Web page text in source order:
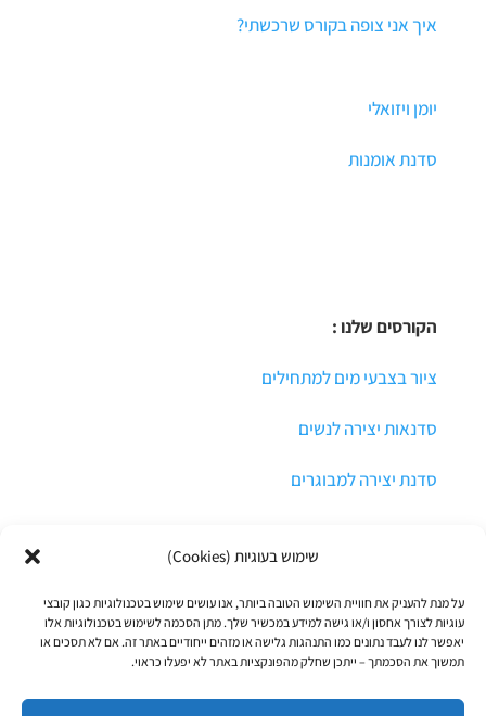
שימוש בעוגיות (Cookies)
על מנת להעניק את חוויית השימוש הטובה ביותר, אנו עושים שימוש בטכנולוגיות כגון קובצי
עוגיות לצורך אחסון ו/או גישה למידע במכשיר שלך. מתן הסכמה לשימוש בטכנולוגיות אלו
יאפשר לנו לעבד נתונים כמו התנהגות גלישה או מזהים ייחודיים באתר זה. אם לא תסכים או
תמשוך את הסכמתך – ייתכן שחלק מהפונקציות באתר לא יפעלו כראוי.
איך אני צופה בקורס שרכשתי?
יומן ויזואלי
סדנת אומנות
הקורסים שלנו :
ציור בצבעי מים למתחילים
סדנאות יצירה לנשים
סדנת יצירה למבוגרים
© כל הזכויות שמורות לרקפת הדר